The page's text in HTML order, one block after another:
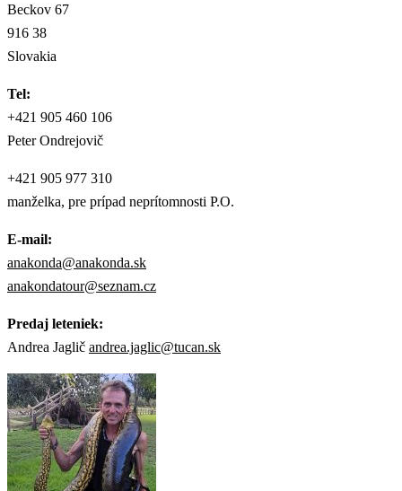
Beckov 67
916 38
Slovakia
Tel:
+421 905 460 106
Peter Ondrejovič
+421 905 977 310
manželka, pre prípad neprítomnosti P.O.
E-mail:
anakonda@anakonda.sk
anakondatour@seznam.cz
Predaj leteniek:
Andrea Jaglič andrea.jaglic@tucan.sk